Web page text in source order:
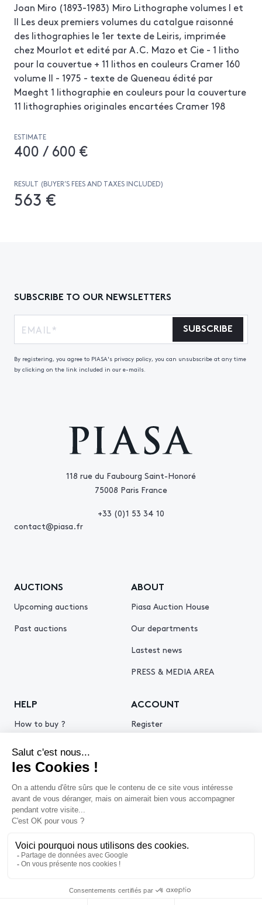
Joan Miro (1893-1983) Miro Lithographe volumes I et
II Les deux premiers volumes du catalgue raisonné
des lithographies le 1er texte de Leiris, imprimée
chez Mourlot et edité par A.C. Mazo et Cie - 1 litho
pour la couvertue + 11 lithos en couleurs Cramer 160
volume II - 1975 - texte de Queneau édité par
Maeght 1 lithographie en couleurs pour la couverture
11 lithographies originales encartées Cramer 198
ESTIMATE
400 / 600 €
RESULT (BUYER’S FEES AND TAXES INCLUDED)
563 €
118 rue du Faubourg Saint-Honoré
75008 Paris France
+33 (0)1 53 34 10
contact@piasa.fr
AUCTIONS
Upcoming auctions
Past auctions
ABOUT
Piasa Auction House
Our departments
Lastest news
PRESS & MEDIA AREA
HELP
How to buy ?
Get an estimate
ACCOUNT
Register
SUBSCRIBE TO OUR NEWSLETTERS
SUBSCRIBE
By registering, you agree to PIASA's privacy policy, you can unsubscribe at any time
by clicking on the link included in our e-mails.
© 2026 Piasa
Legal Notice